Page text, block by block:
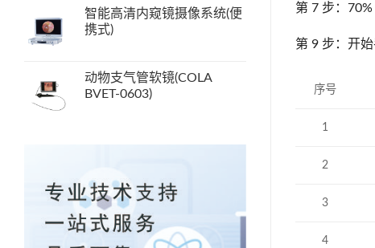
智能高清内窥镜摄像系统(便
携式)
动物支气管软镜(COLA
BVET-0603)
第 7 步：
第 9 步：开
序号
1
2
3
4